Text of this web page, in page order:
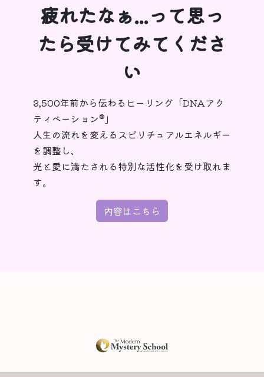
疲れたなぁ...って思っ
たら受けてみてくださ
い
3,500年前から伝わるヒーリング「DNAアク
ティベーション®︎」
人生の流れを変えるスピリチュアルエネルギー
を調整し、
光と愛に満たされる特別な活性化を受け取れま
す。
内容はこちら